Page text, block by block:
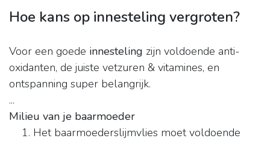
Hoe kans op innesteling vergroten?
Voor een goede innesteling zijn voldoende anti-
oxidanten, de juiste vetzuren & vitamines, en
ontspanning super belangrijk.
...
Milieu van je baarmoeder
Het baarmoederslijmvlies moet voldoende